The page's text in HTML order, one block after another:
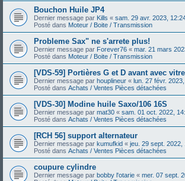
Bouchon Huile JP4
Dernier message par Kills « sam. 29 avr. 2023,
Posté dans Moteur / Boite / Transmission
Probleme Sax" ne s'arrete plus!
Dernier message par Forever76 « mar. 21 mars
Posté dans Moteur / Boite / Transmission
[VDS-59] Portières G et D avant avec
Dernier message par houplineur « lun. 27 févr.
Posté dans Achats / Ventes Pièces détachées
[VDS-30] Modine huile Saxo/106 16S
Dernier message par mat30 « sam. 01 oct. 2022,
Posté dans Achats / Ventes Pièces détachées
[RCH 56] support alternateur
Dernier message par kumufkid « jeu. 29 sept. 2022,
Posté dans Achats / Ventes Pièces détachées
coupure cylindre
Dernier message par bobby l'otarie « mer. 07 sept.